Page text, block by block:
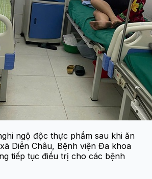
ngộ độc thực phẩm sau khi ăn
Diễn Châu, Bệnh viện Đa khoa
tiếp tục điều trị cho các bệnh